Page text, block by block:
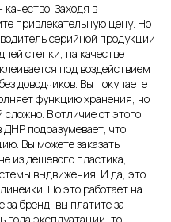
Заходя в
привлекательную цену. Но
серийной продукции
стенки, на качестве
под воздействием
доводчиков. Вы покупаете
функцию хранения, но
сложно. В отличие от этого,
ДНР подразумевает, что
Вы можете заказать
из дешевого пластика,
выдвижения. И да, это
Но это работает на
за бренд, вы платите за